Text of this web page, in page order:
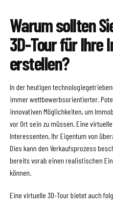
Warum sollten
3D-Tour für Ihre
erstellen?
In der heutigen
immer wettbewerbsorientierter.
innovativen Möglichkeiten, um
vor Ort sein zu müssen. Eine
Interessenten, Ihr Eigentum von
Dies kann den Verkaufsprozess
bereits vorab einen realistischen
können.
Eine virtuelle 3D-Tour bietet auch